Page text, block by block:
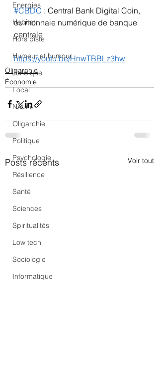
Energies
Habitat
Hors piste
Humeur et humour
Juridique
Local
Nature
Oligarchie
Politique
Psychologie
Résilience
Santé
Sciences
Spiritualités
Low tech
Sociologie
Informatique
#CBDC : Central Bank Digital Coin,
ou monnaie numérique de banque
centrale
https://youtu.be/HnwTBBLz3hw
Oligarchie
Économie
Posts récents Voir tout